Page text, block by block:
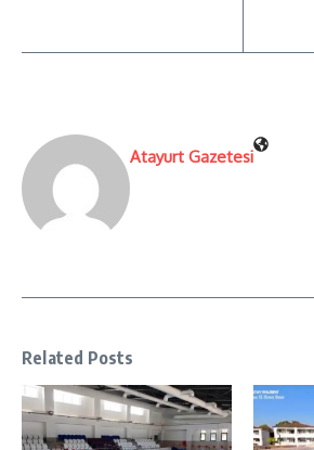
Atayurt Gazetesi
Related Posts